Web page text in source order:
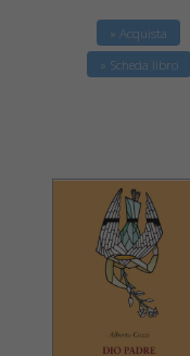
» Acquista
» Scheda libro